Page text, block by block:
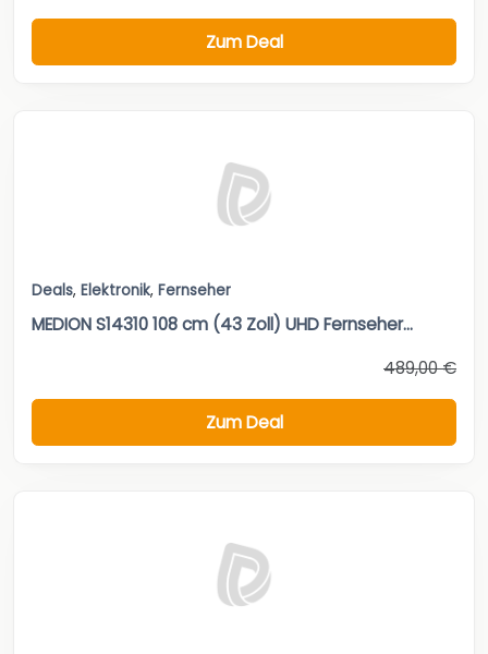
Zum Deal
Deals, Elektronik, Fernseher
MEDION S14310 108 cm (43 Zoll) UHD Fernseher...
489,00 €
Zum Deal